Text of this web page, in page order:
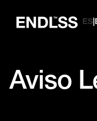
ES
Aviso